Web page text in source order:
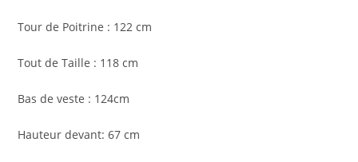
Tour de Poitrine : 122 cm
Tout de Taille : 118 cm
Bas de veste : 124cm
Hauteur devant: 67 cm